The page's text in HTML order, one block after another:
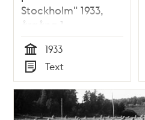
Stockholm" 1933,
årgång 1
Tid
1933
Typ
Text